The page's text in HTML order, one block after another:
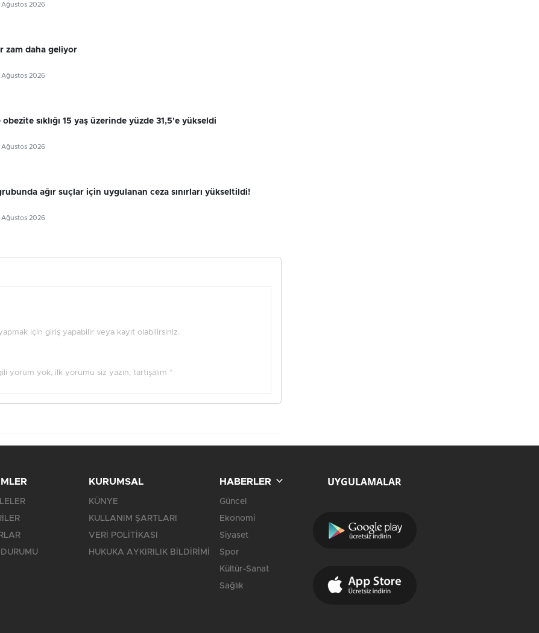
2026
zam daha geliyor
2026
obezite sıklığı 15 yaş üzerinde yüzde 31,5'e yükseldi
2026
ağır suçlar için uygulanan ceza sınırları yükseltildi!
2026
için giriş yapabilir veya kayıt olabilirsiniz.
yorum yok, ilk yorumu siz yazın, tartışalım *
KURUMSAL
KÜNYE
KULLANIM ŞARTLARI
VERİ POLİTİKASI
HUKUKA AYKIRILIK BİLDİRİMİ
HABERLER
Güncel
Ekonomi
Siyaset
Spor
Kültür-Sanat
Sağlık
UYGULAMALAR